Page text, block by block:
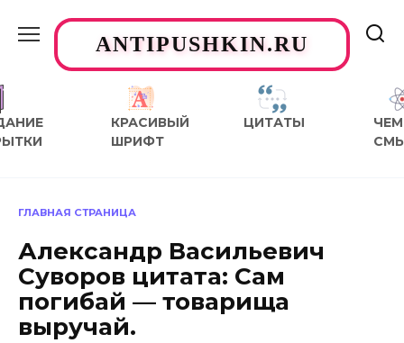
содержаниюANTIPUSHKIN.RU
КРАСИВЫЙ
ШРИФТ
ЦИТАТЫ
ЧЕМ
ГЛАВНАЯ СТРАНИЦА
Александр Васильевич
Суворов цитата: Сам
погибай — товарища
выручай.